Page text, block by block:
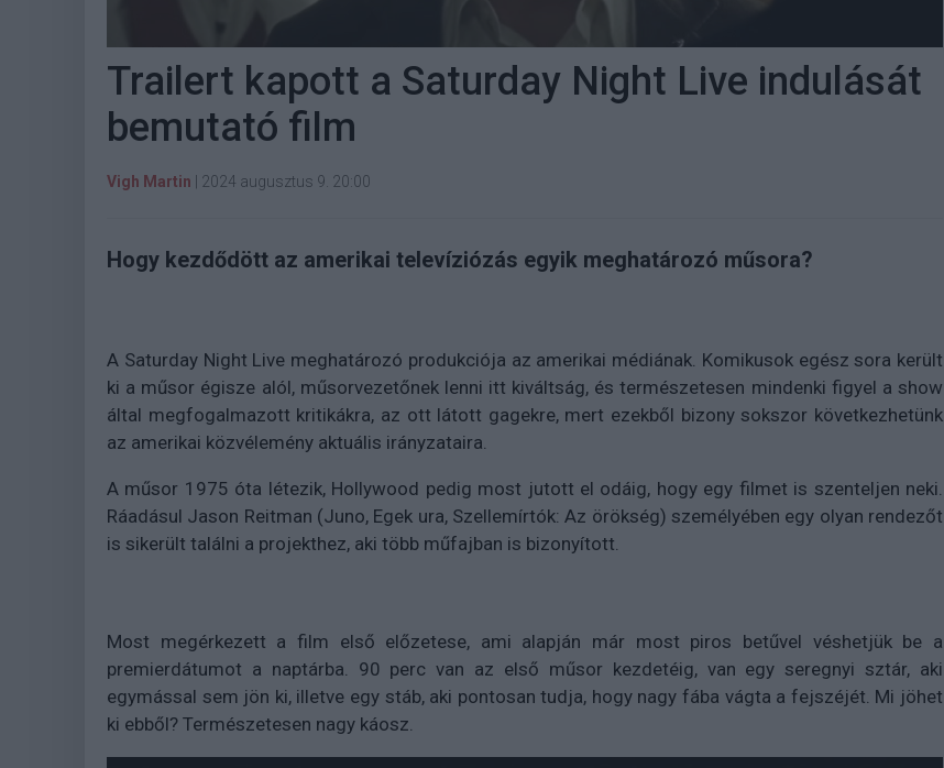
Trailert kapott a Saturday Night Live indulását
bemutató film
Vigh Martin 2024 augusztus 9. 20:00
Hogy kezdődött az amerikai televíziózás egyik meghatározó műsora?
A Saturday Night Live meghatározó produkciója az amerikai médiának. Komikusok egész sora került
ki a műsor égisze alól, műsorvezetőnek lenni itt kiváltság, és természetesen mindenki figyel a show
által megfogalmazott kritikákra, az ott látott gagekre, mert ezekből bizony sokszor következhetünk
az amerikai közvélemény aktuális irányzataira.
A műsor 1975 óta létezik, Hollywood pedig most jutott el odáig, hogy egy filmet is szenteljen neki.
Ráadásul Jason Reitman (Juno, Egek ura, Szellemírtók: Az örökség) személyében egy olyan rendezőt
is sikerült találni a projekthez, aki több műfajban is bizonyított.
Most megérkezett a film első előzetese, ami alapján már most piros betűvel véshetjük be a
premierdátumot a naptárba. 90 perc van az első műsor kezdetéig, van egy seregnyi sztár, aki
egymással sem jön ki, illetve egy stáb, aki pontosan tudja, hogy nagy fába vágta a fejszéjét. Mi jöhet
ki ebből? Természetesen nagy káosz.